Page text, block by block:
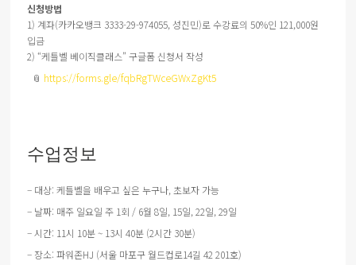
신청방법
1) 계좌(카카오뱅크 3333-29-974055, 성진민)로 수강료의 50%인 121,000원
입금
2) “케틀벨 베이직클래스” 구글폼 신청서 작성
📎 https://forms.gle/fqbRgTWceGWxZgKt5
수업정보
– 대상: 케틀벨을 배우고 싶은 누구나, 초보자 가능
– 날짜: 매주 일요일 주 1회 / 6월 8일, 15일, 22일, 29일
– 시간: 11시 10분 ~ 13시 40분 (2시간 30분)
– 장소: 파워존HJ (서울 마포구 월드컵로14길 42 201호)